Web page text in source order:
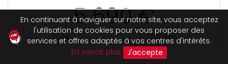
5 690 €
2024 2200 km
En continuant à naviguer sur notre site, vous acceptez
l'utilisation de cookies pour vous proposer des
services et offres adaptés à vos centres d'intérêts.
En savoir plus
J'accepte